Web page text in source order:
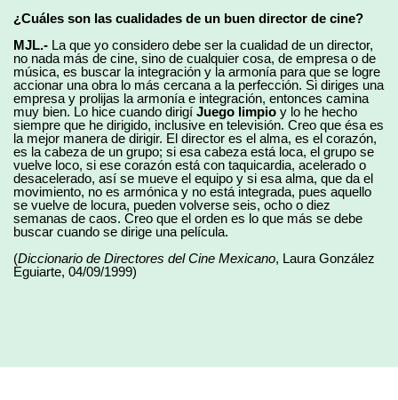
¿Cuáles son las cualidades de un buen director de cine?
MJL.- La que yo considero debe ser la cualidad de un director,
no nada más de cine, sino de cualquier cosa, de empresa o de
música, es buscar la integración y la armonía para que se logre
accionar una obra lo más cercana a la perfección. Si diriges una
empresa y prolijas la armonía e integración, entonces camina
muy bien. Lo hice cuando dirigí Juego limpio y lo he hecho
siempre que he dirigido, inclusive en televisión. Creo que ésa es
la mejor manera de dirigir. El director es el alma, es el corazón,
es la cabeza de un grupo; si esa cabeza está loca, el grupo se
vuelve loco, si ese corazón está con taquicardia, acelerado o
desacelerado, así se mueve el equipo y si esa alma, que da el
movimiento, no es armónica y no está integrada, pues aquello
se vuelve de locura, pueden volverse seis, ocho o diez
semanas de caos. Creo que el orden es lo que más se debe
buscar cuando se dirige una película.
(Diccionario de Directores del Cine Mexicano, Laura González
Eguiarte, 04/09/1999)